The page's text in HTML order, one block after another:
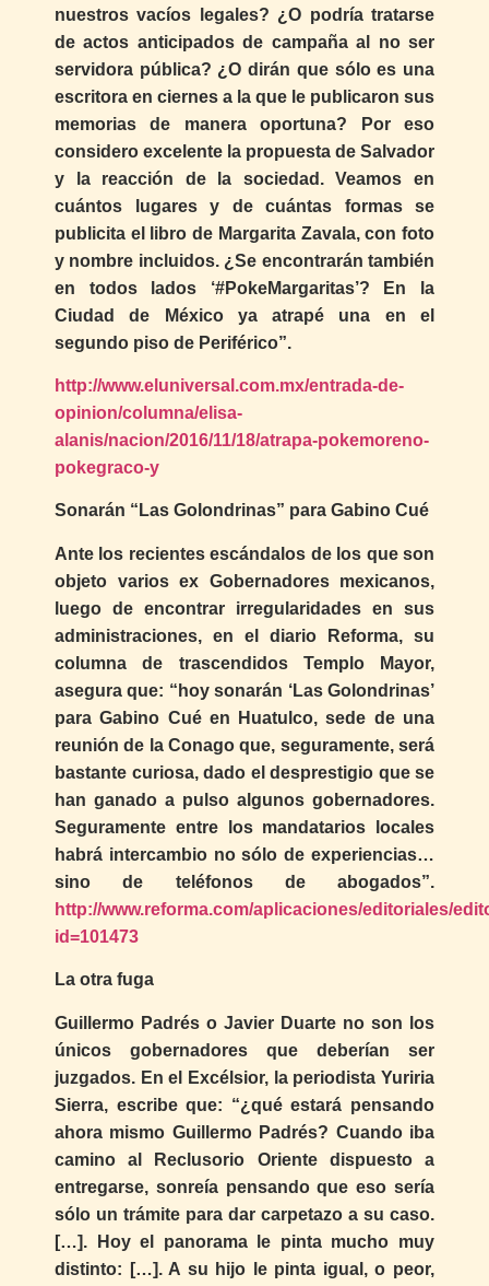
nuestros vacíos legales? ¿O podría tratarse
de actos anticipados de campaña al no ser
servidora pública? ¿O dirán que sólo es una
escritora en ciernes a la que le publicaron sus
memorias de manera oportuna? Por eso
considero excelente la propuesta de Salvador
y la reacción de la sociedad. Veamos en
cuántos lugares y de cuántas formas se
publicita el libro de Margarita Zavala, con foto
y nombre incluidos. ¿Se encontrarán también
en todos lados ‘#PokeMargaritas’? En la
Ciudad de México ya atrapé una en el
segundo piso de Periférico”.
http://www.eluniversal.com.mx/entrada-de-
opinion/columna/elisa-
alanis/nacion/2016/11/18/atrapa-pokemoreno-
pokegraco-y
Sonarán “Las Golondrinas” para Gabino Cué
Ante los recientes escándalos de los que son
objeto varios ex Gobernadores mexicanos,
luego de encontrar irregularidades en sus
administraciones, en el diario Reforma, su
columna de trascendidos Templo Mayor,
asegura que: “hoy sonarán ‘Las Golondrinas’
para Gabino Cué en Huatulco, sede de una
reunión de la Conago que, seguramente, será
bastante curiosa, dado el desprestigio que se
han ganado a pulso algunos gobernadores.
Seguramente entre los mandatarios locales
habrá intercambio no sólo de experiencias…
sino de teléfonos de abogados”.
http://www.reforma.com/aplicaciones/editoriales/
id=101473
La otra fuga
Guillermo Padrés o Javier Duarte no son los
únicos gobernadores que deberían ser
juzgados. En el Excélsior, la periodista Yuriria
Sierra, escribe que: “¿qué estará pensando
ahora mismo Guillermo Padrés? Cuando iba
camino al Reclusorio Oriente dispuesto a
entregarse, sonreía pensando que eso sería
sólo un trámite para dar carpetazo a su caso.
[…]. Hoy el panorama le pinta mucho muy
distinto: […]. A su hijo le pinta igual, o peor,